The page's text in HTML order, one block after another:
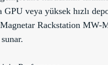
veya yüksek hızlı
Rackstation MW-